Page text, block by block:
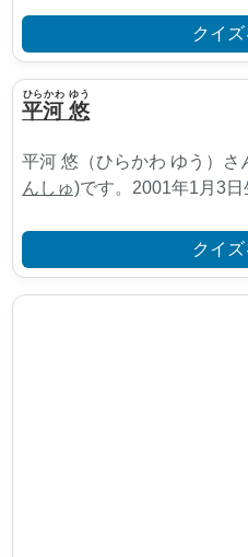
クイ
平河 悠
ひらかわ ゆう
平河 悠（ひらかわ ゆう）さ
んしゅ)です。2001年1月3日
クイ